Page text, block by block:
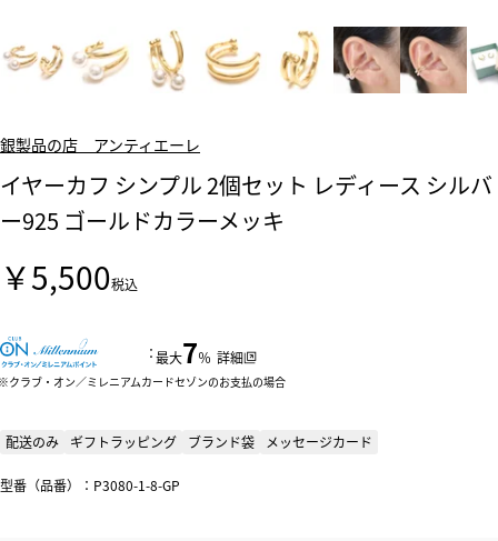
銀製品の店 アンティエーレ
イヤーカフ シンプル 2個セット レディース シルバ
ー925 ゴールドカラーメッキ
￥5,500税込
：最大7％ 詳細
クラブ・オン／ミレニアムカードセゾンのお支払の場合
配送のみ ギフトラッピング ブランド袋 メッセージカード
型番（品番）：P3080-1-8-GP